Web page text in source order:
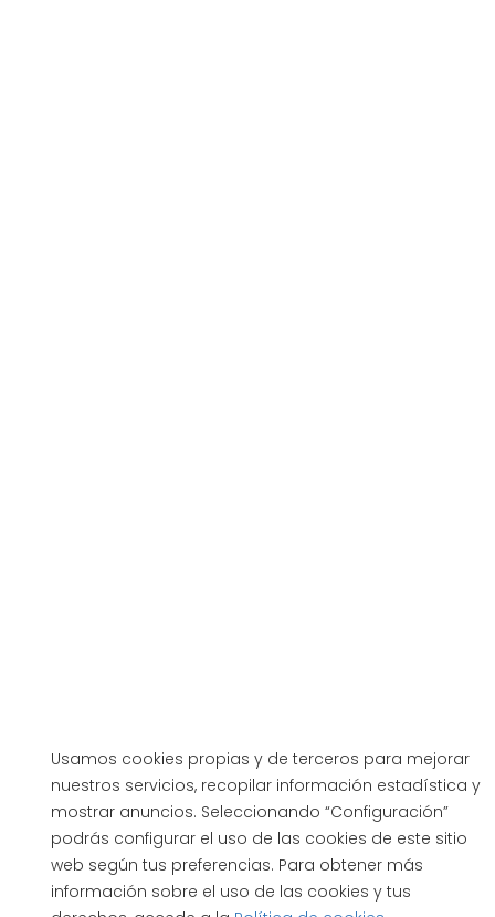
Usamos cookies propias y de terceros para mejorar
nuestros servicios, recopilar información estadística y
mostrar anuncios. Seleccionando “Configuración”
podrás configurar el uso de las cookies de este sitio
web según tus preferencias. Para obtener más
información sobre el uso de las cookies y tus